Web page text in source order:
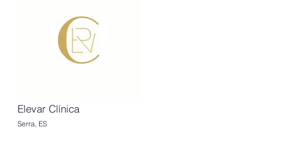
Elevar Clínica
Serra, ES